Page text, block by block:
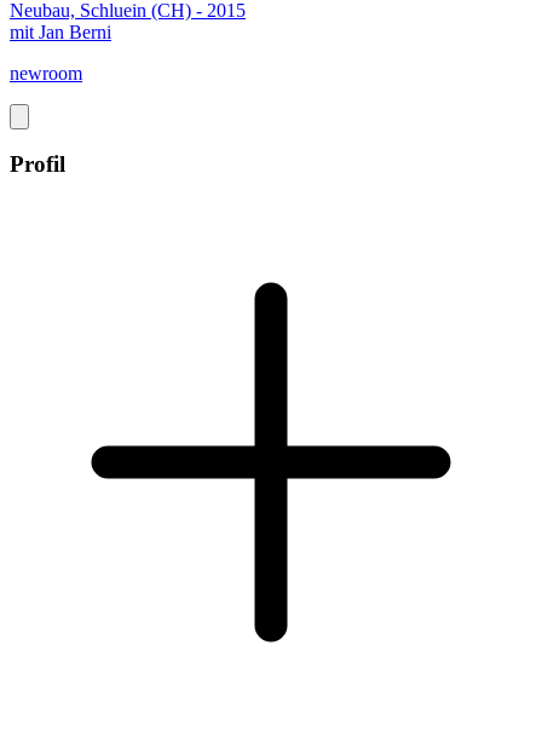
Neubau, Schluein (CH) - 2015
mit Jan Berni
newroom
Profil